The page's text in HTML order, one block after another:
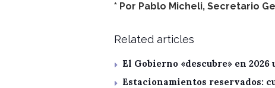
* Por Pablo Micheli, Secretario
Related articles
El Gobierno «descubre» en
Estacionamientos reservados: